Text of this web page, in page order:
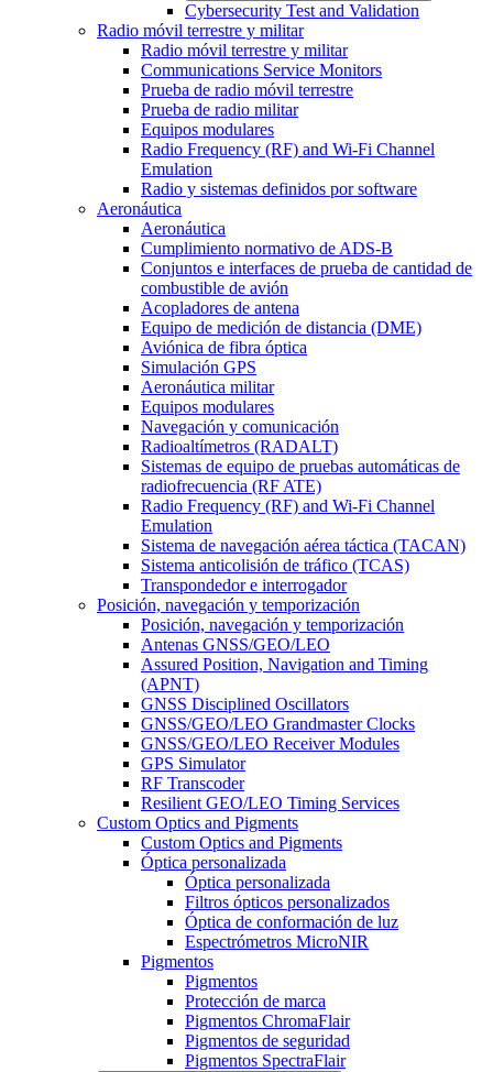
Cybersecurity Test and Validation
Radio móvil terrestre y militar
Radio móvil terrestre y militar
Communications Service Monitors
Prueba de radio móvil terrestre
Prueba de radio militar
Equipos modulares
Radio Frequency (RF) and Wi-Fi Channel
Emulation
Radio y sistemas definidos por software
Aeronáutica
Aeronáutica
Cumplimiento normativo de ADS-B
Conjuntos e interfaces de prueba de cantidad de
combustible de avión
Acopladores de antena
Equipo de medición de distancia (DME)
Aviónica de fibra óptica
Simulación GPS
Aeronáutica militar
Equipos modulares
Navegación y comunicación
Radioaltímetros (RADALT)
Sistemas de equipo de pruebas automáticas de
radiofrecuencia (RF ATE)
Radio Frequency (RF) and Wi-Fi Channel
Emulation
Sistema de navegación aérea táctica (TACAN)
Sistema anticolisión de tráfico (TCAS)
Transpondedor e interrogador
Posición, navegación y temporización
Posición, navegación y temporización
Antenas GNSS/GEO/LEO
Assured Position, Navigation and Timing
(APNT)
GNSS Disciplined Oscillators
GNSS/GEO/LEO Grandmaster Clocks
GNSS/GEO/LEO Receiver Modules
GPS Simulator
RF Transcoder
Resilient GEO/LEO Timing Services
Custom Optics and Pigments
Custom Optics and Pigments
Óptica personalizada
Óptica personalizada
Filtros ópticos personalizados
Óptica de conformación de luz
Espectrómetros MicroNIR
Pigmentos
Pigmentos
Protección de marca
Pigmentos ChromaFlair
Pigmentos de seguridad
Pigmentos SpectraFlair